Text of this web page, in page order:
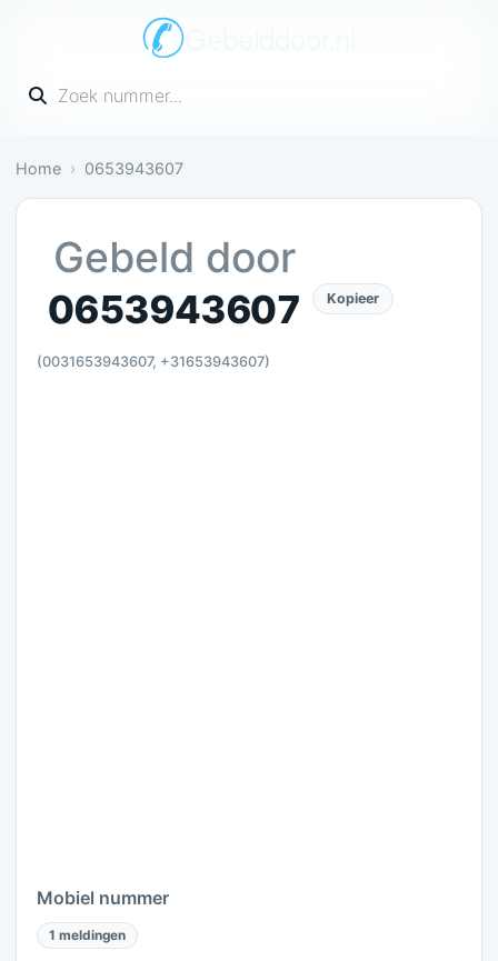
Gebelddoor.nl
Vul een telefoonnummer in
Home 0653943607
Irritant: 1 melding bevestigt dit
Gebeld door
0653943607
(0031653943607, +31653943607)
Kopieer
Mobiel nummer
1 meldingen